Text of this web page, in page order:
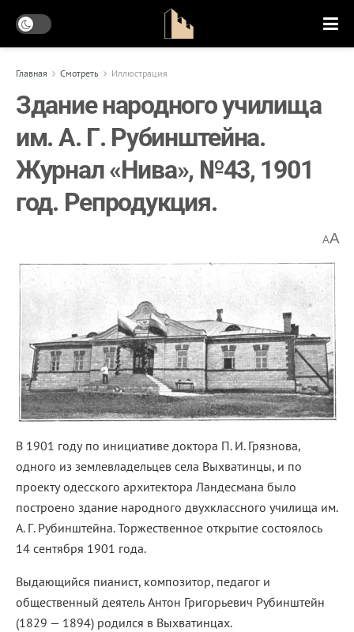
Главная Смотреть Иллюстрация
Здание народного училища
им. А. Г. Рубинштейна.
Журнал «Нива», №43, 1901
год. Репродукция.
AA
В 1901 году по инициативе доктора П. И. Грязнова,
одного из землевладельцев села Выхватинцы, и по
проекту одесского архитектора Ландесмана было
построено здание народного двухклассного училища им.
А. Г. Рубинштейна. Торжественное открытие состоялось
14 сентября 1901 года.
Выдающийся пианист, композитор, педагог и
общественный деятель Антон Григорьевич Рубинштейн
(1829 — 1894) родился в Выхватинцах.